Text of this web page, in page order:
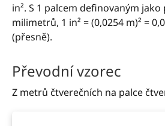
in². S 1 palcem definovaným jako
milimetrů, 1 in² = (0,0254 m)² =
(přesně).
Převodní vzorec
Z metrů čtverečních na palce